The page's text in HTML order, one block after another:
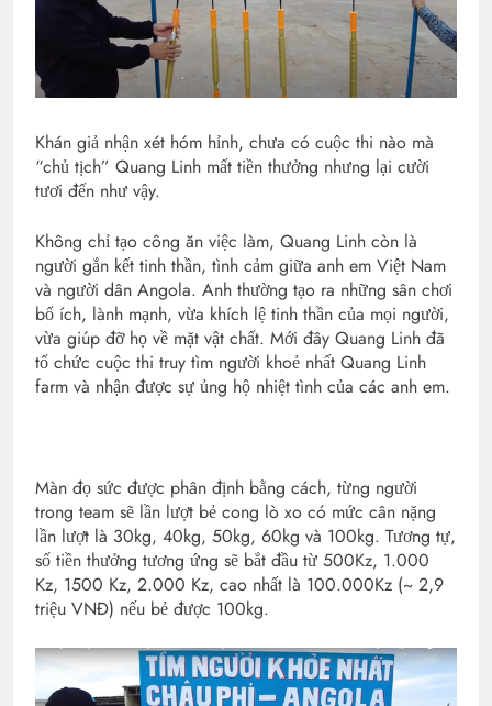
Khán giả nhận xét hóm hỉnh, chưa có cuộc thi nào mà
“chủ tịch” Quang Linh mất tiền thưởng nhưng lại cười
tươi đến như vậy.
Không chỉ tạo công ăn việc làm, Quang Linh còn là
người gắn kết tinh thần, tình cảm giữa anh em Việt Nam
và người dân Angola. Anh thường tạo ra những sân chơi
bổ ích, lành mạnh, vừa khích lệ tinh thần của mọi người,
vừa giúp đỡ họ về mặt vật chất. Mới đây Quang Linh đã
tổ chức cuộc thi truy tìm người khoẻ nhất Quang Linh
farm và nhận được sự ủng hộ nhiệt tình của các anh em.
Màn đọ sức được phân định bằng cách, từng người
trong team sẽ lần lượt bẻ cong lò xo có mức cân nặng
lần lượt là 30kg, 40kg, 50kg, 60kg và 100kg. Tương tự,
số tiền thưởng tương ứng sẽ bắt đầu từ 500Kz, 1.000
Kz, 1500 Kz, 2.000 Kz, cao nhất là 100.000Kz (~ 2,9
triệu VNĐ) nếu bẻ được 100kg.